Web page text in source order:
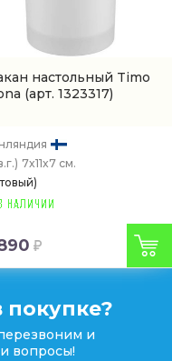
настольный Timo
(арт. 1323317)
7x11x7 см.
покупке?
и
вопросы!